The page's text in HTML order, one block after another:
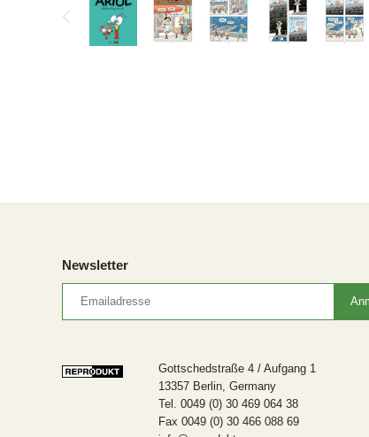
Newsletter
Gottschedstraße 4 / Aufgang 1
13357 Berlin, Germany
Tel. 0049 (0) 30 469 064 38
Fax 0049 (0) 30 466 088 69